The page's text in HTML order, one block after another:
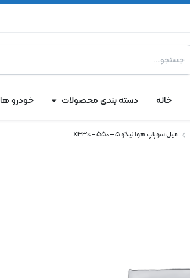
خانه دسته بندی محصولات خودرو ها
میل سوپاپ هوا تیگو ۵ – ۵۵۰ – X33s